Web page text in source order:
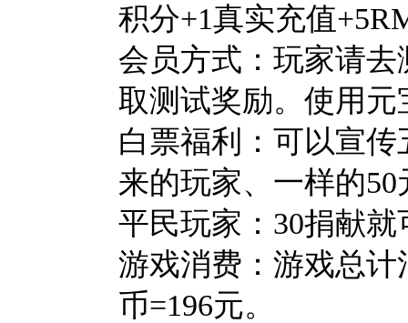
积分+1真实充值
会员方式：玩家请
取测试奖励。使用元
白票福利：可以宣
来的玩家、一样的
平民玩家：30捐献
游戏消费：游戏总计
币=196元。